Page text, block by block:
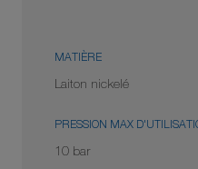
MATIÈRE
Laiton nickelé
PRESSION MAX
10 bar